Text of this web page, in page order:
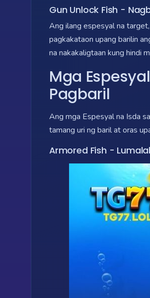
Gun Unlock Fish -
Ang ilang espesyal na
pagkakataon upang barilin
na nakakaligtaan kung hindi
Mga
Pagbaril
Ang mga Espesyal na Isda
tamang uri ng baril at oras
Armored Fish -